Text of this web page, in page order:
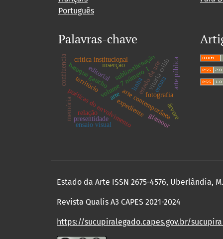
Português
Palavras-chave
estado da arte
expediente
editorial
poéticas do envolvimento
volume 7 número 1
sublimalienação
presentidade arte contemporânea
fotografia
ensaio visual
batuque gaúcho
memória
vitória cribb
glamour
inserção
território arte pública
crítica institucional
relação
confluencia
árvore
linha escuta
arte
Estado da Arte ISSN 2675-4576, Uberlândia,
Revista Qualis A3 CAPES 2021-2024
https://sucupiralegado.capes.gov.br/